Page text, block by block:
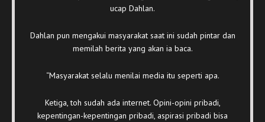
ucap Dahlan.
Dahlan pun mengakui masyarakat saat ini sudah pintar dan
memilah berita yang akan ia baca.
“Masyarakat selalu menilai media itu seperti apa.
Ketiga, toh sudah ada internet. Opini-opini pribadi,
kepentingan-kepentingan pribadi, aspirasi pribadi bisa